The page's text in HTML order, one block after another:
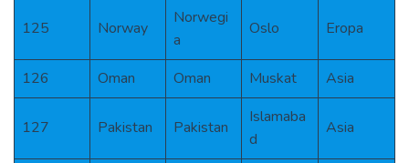
125 Norway
Norwegi
a
Oslo Eropa
126 Oman Oman Muskat Asia
127 Pakistan Pakistan
Islamaba
d
Asia